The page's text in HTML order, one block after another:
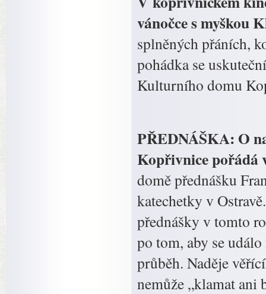
vánočce s myškou
splněných přáních,
pohádka se
Kulturního domu
PŘEDNÁŠKA: O
Kopřivnice pořádá
domě přednášku
katechetky v
přednášky v tomto
po tom, aby se
průběh. Naděje
nemůže „klamat ani